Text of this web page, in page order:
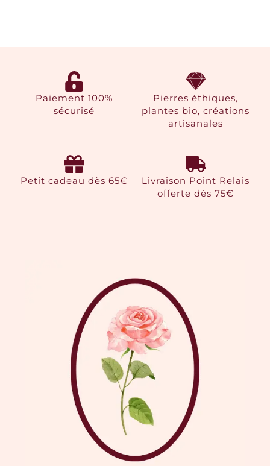
Paiement 100%
sécurisé
Pierres éthiques,
plantes bio, créations
artisanales
Petit cadeau dès 65€
Livraison Point Relais
offerte dès 75€